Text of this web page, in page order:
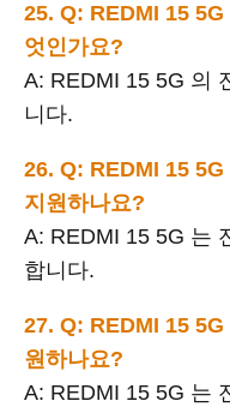
25. Q: REDMI 15
엇인가요?
A: REDMI 15 5G 의
니다.
26. Q: REDMI 15
지원하나요?
A: REDMI 15 5G 는
합니다.
27. Q: REDMI 15 5G
원하나요?
A: REDMI 15 5G 는